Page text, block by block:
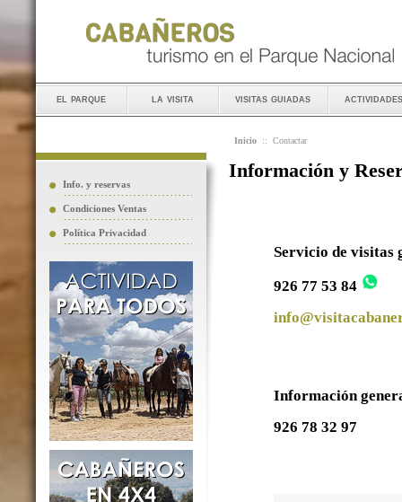
el parque la visita visitas guiadas actividades
Info. y reservas
Condiciones Ventas
Política Privacidad
Inicio :: Contactar
Información y
Servicio de visitas
926 77 53 84
Información
926 78 32 97